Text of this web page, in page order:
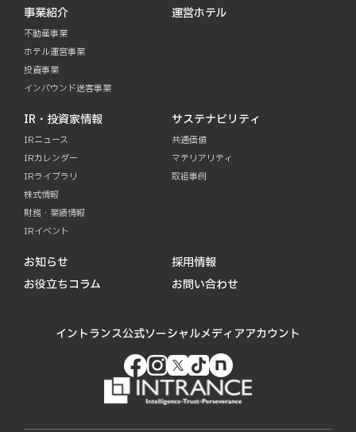
事業紹介
不動産事業
ホテル運営事業
投資事業
インバウンド送客事業
運営ホテル
IR・投資家情報
IRニュース
IRカレンダー
IRライブラリ
株式情報
財務・業績情報
IRイベント
サステナビリティ
共通価値
マテリアリティ
取組事例
お知らせ
お役立ちコラム
採用情報
お問い合わせ
イントランス公式ソーシャルメディアアカウント